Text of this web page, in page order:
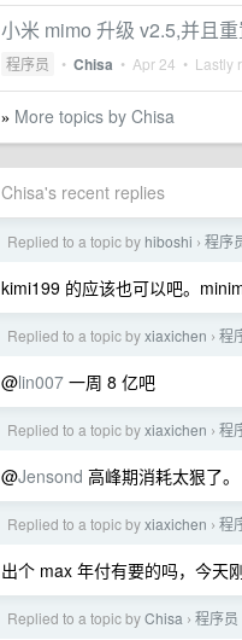
小米 mimo 升级 v2.5,并且
程序员 • Chisa • Apr 24 • Lastly
» More topics by Chisa
Chisa's recent replies
Replied to a topic by hiboshi › 程序
kimi199 的应该也可以吧。
Replied to a topic byxiaxichen › 程
@lin007 一周 8 亿吧
Replied to a topic byxiaxichen › 程
@Jensond 高峰期消耗太狠了。
Replied to a topic byxiaxichen › 程
出个 max 年付有要的吗，今天
Replied to a topic byChisa › 程序员